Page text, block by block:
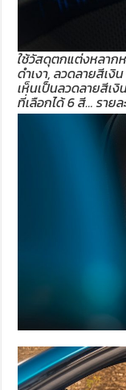
ใช้วัสดุตกแต่งหลาก
ดำเงา, ลวดลายสีเ
เห็นเป็นลวดลายสีเ
ที่เลือกได้ 6 สี… ราย